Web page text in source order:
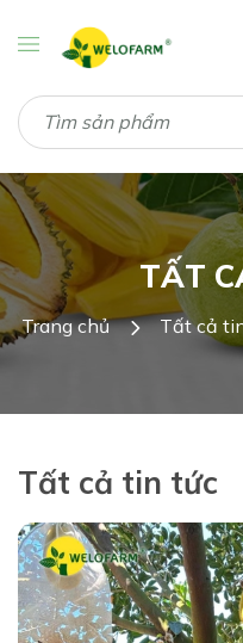
TẤT
Trang chủ Tất cả
Tất cả tin tức